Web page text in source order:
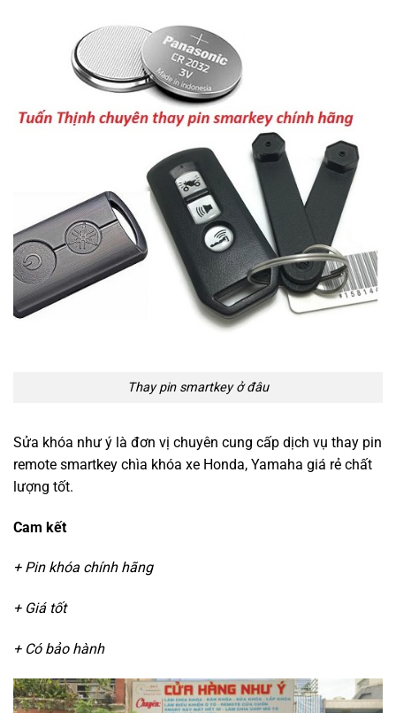
Thay pin smartkey ở đâu
Sửa khóa như ý là đơn vị chuyên cung cấp dịch vụ thay pin
remote smartkey chìa khóa xe Honda, Yamaha giá rẻ chất
lượng tốt.
Cam kết
+ Pin khóa chính hãng
+ Giá tốt
+ Có bảo hành